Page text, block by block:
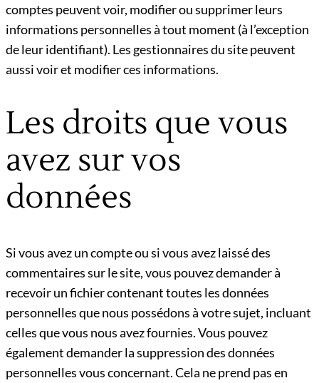
comptes peuvent voir, modifier ou supprimer leurs
informations personnelles à tout moment (à l’exception
de leur identifiant). Les gestionnaires du site peuvent
aussi voir et modifier ces informations.
Les droits que vous
avez sur vos
données
Si vous avez un compte ou si vous avez laissé des
commentaires sur le site, vous pouvez demander à
recevoir un fichier contenant toutes les données
personnelles que nous possédons à votre sujet, incluant
celles que vous nous avez fournies. Vous pouvez
également demander la suppression des données
personnelles vous concernant. Cela ne prend pas en